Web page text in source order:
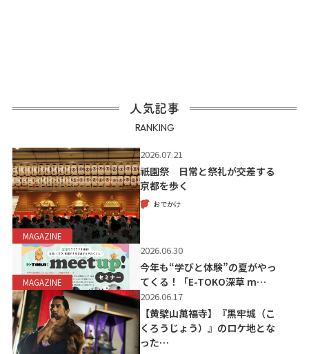
人気記事
RANKING
MAGAZINE
2026.07.21
祇園祭 日常と祭礼が交差する
京都を歩く
おでかけ
MAGAZINE
2026.06.30
今年も“学びと体験”の夏がやっ
てくる！「E-TOKO深草 m…
2026.06.17
【黄檗山萬福寺】『黒牢城（こ
くろうじょう）』のロケ地とな
った…